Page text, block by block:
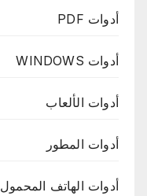
أدوات PDF
أدوات WINDOWS
أدوات الألعاب
أدوات المطور
أدوات الهاتف المحمول